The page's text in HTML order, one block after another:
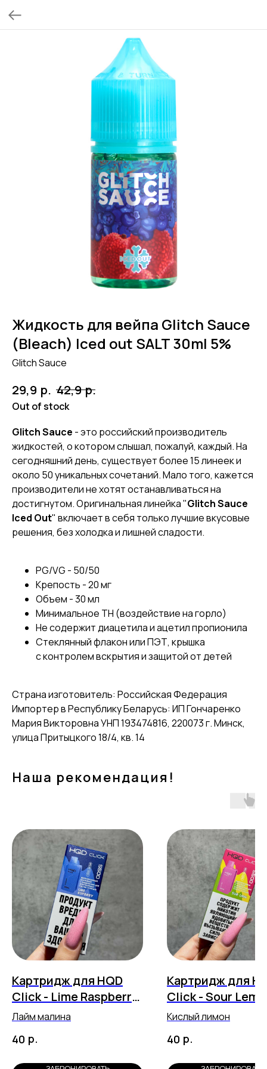
Жидкость для вейпа Glitch Sauce
(Bleach) Iced out SALT 30ml 5%
Glitch Sauce
29,9 р. 42,9 р.
Out of stock
Glitch Sauce - это российский производитель
жидкостей, о котором слышал, пожалуй, каждый. На
сегодняшний день, существует более 15 линеек и
около 50 уникальных сочетаний. Мало того, кажется
производители не хотят останавливаться на
достигнутом. Оригинальная линейка "Glitch Sauce
Iced Out" включает в себя только лучшие вкусовые
решения, без холодка и лишней сладости.
PG/VG - 50/50
Крепость - 20 мг
Объем - 30 мл
Минимальное TH (воздействие на горло)
Не содержит диацетила и ацетил пропионила
Стеклянный флакон или ПЭТ, крышка
с контролем вскрытия и защитой от детей
Страна изготовитель: Российская Федерация
Импортер в Республику Беларусь: ИП Гончаренко
Мария Викторовна УНП 193474816, 220073 г. Минск,
улица Притыцкого 18/4, кв. 14
Наша рекомендация!
Картридж для HQD
Click - Lime Raspberry
(5500 затяжек)
Лайм малина
40 р.
Картридж для
Click - Sour
(5500 затяжек)
Кислый лимон
40 р.